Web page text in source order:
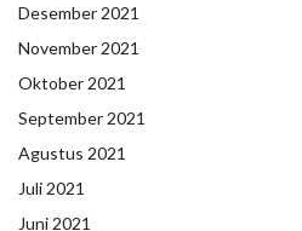
Desember 2021
November 2021
Oktober 2021
September 2021
Agustus 2021
Juli 2021
Juni 2021